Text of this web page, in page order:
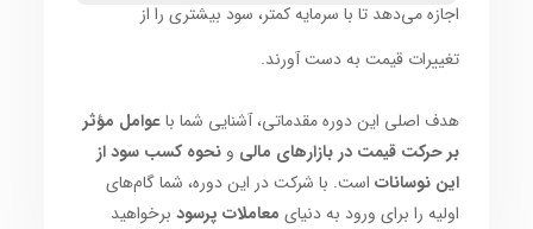
اجازه می‌دهد تا با سرمایه کمتر، سود بیشتری را از
تغییرات قیمت به دست آورند.
هدف اصلی این دوره مقدماتی، آشنایی شما باعوامل مؤثر
بر حرکت قیمت در بازارهای مالی ونحوه کسب سود از
این نوسانات است. با شرکت در این دوره، شما گام‌های
اولیه را برای ورود به دنیای معاملات پرسود برخواهید